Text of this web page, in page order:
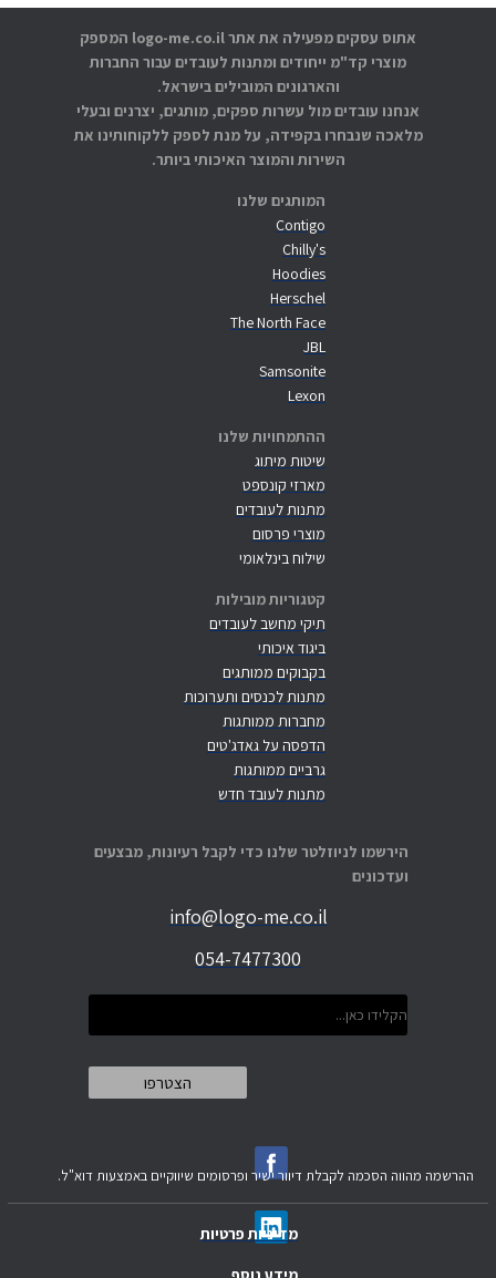
המותגים שלנו
Contigo
Chilly's
Hoodies
Herschel
The North Face
JBL
Samsonite
Lexon
ההתמחויות שלנו
שיטות מיתוג
מארזי קונספט
מתנות לעובדים
מוצרי פרסום
שילוח בינלאומי
קטגוריות מובילות
תיקי מחשב לעובדים
ביגוד איכותי
בקבוקים ממותגים
מתנות לכנסים ותערוכות
מחברות ממותגות
הדפסה על גאדג'טים
גרביים ממותגות
מתנות לעובד חדש
אתוס עסקים מפעילה את אתר logo-me.co.il המספק
מוצרי קד"מ ייחודים ומתנות לעובדים עבור החברות
והארגונים המובילים בישראל.
אנחנו עובדים מול עשרות ספקים, מותגים, יצרנים ובעלי
מלאכה שנבחרו בקפידה, על מנת לספק ללקוחותינו את
השירות והמוצר האיכותי ביותר.
הירשמו לניוזלטר שלנו כדי לקבל רעיונות, מבצעים
ועדכונים
info@logo-me.co.il
054-7477300
מדיניות פרטיות
ההרשמה מהווה הסכמה לקבלת דיוור ישיר ופרסומים שיווקיים באמצעות דוא"ל.